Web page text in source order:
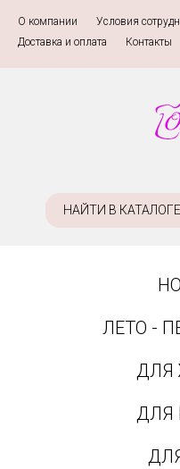
О компании Условия
Доставка и оплата
Контакты
НАЙТИ В
ЛЕТО -
ДЛЯ
ДЛЯ